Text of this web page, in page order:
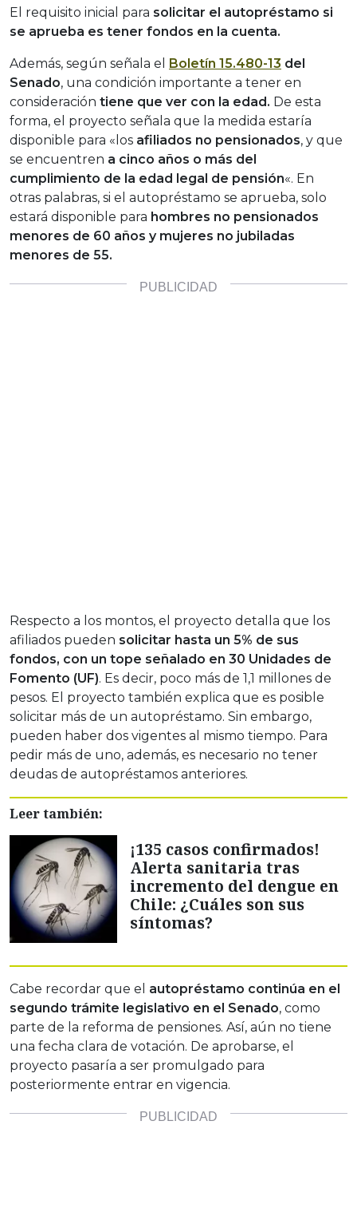
El requisito inicial para solicitar el autopréstamo si
se aprueba es tener fondos en la cuenta.
Además, según señala el Boletín 15.480-13 del
Senado, una condición importante a tener en
consideración tiene que ver con la edad. De esta
forma, el proyecto señala que la medida estaría
disponible para «los afiliados no pensionados, y que
se encuentren a cinco años o más del
cumplimiento de la edad legal de pensión«. En
otras palabras, si el autopréstamo se aprueba, solo
estará disponible para hombres no pensionados
menores de 60 años y mujeres no jubiladas
menores de 55.
Respecto a los montos, el proyecto detalla que los
afiliados pueden solicitar hasta un 5% de sus
fondos, con un tope señalado en 30 Unidades de
Fomento (UF). Es decir, poco más de 1,1 millones de
pesos. El proyecto también explica que es posible
solicitar más de un autopréstamo. Sin embargo,
pueden haber dos vigentes al mismo tiempo. Para
pedir más de uno, además, es necesario no tener
deudas de autopréstamos anteriores.
Leer también:
¡135 casos confirmados!
Alerta sanitaria tras
incremento del dengue en
Chile: ¿Cuáles son sus
síntomas?
Cabe recordar que el autopréstamo continúa en el
segundo trámite legislativo en el Senado, como
parte de la reforma de pensiones. Así, aún no tiene
una fecha clara de votación. De aprobarse, el
proyecto pasaría a ser promulgado para
posteriormente entrar en vigencia.